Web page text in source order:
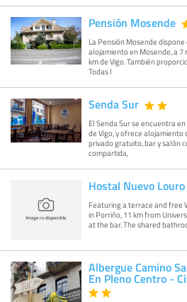
Pensión Mosende
La Pensión Mosende
alojamiento en Mosende, a 7
km de Vigo. También
Todas l
Senda Sur
El Senda Sur se encuentra
de Vigo, y ofrece
privado gratuito, bar y salón
compartida,
Hostal Nuevo Louro
Featuring a terrace and free
in Porriño, 11 km from
at the bar. The shared
Albergue Camino
En Pleno Centro -